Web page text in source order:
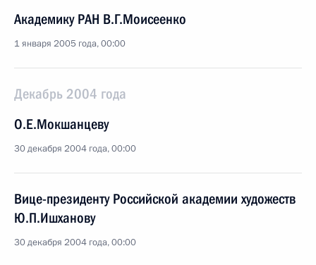
Академику РАН В.Г.Моисеенко
1 января 2005 года, 00:00
Декабрь 2004 года
О.Е.Мокшанцеву
30 декабря 2004 года, 00:00
Вице-президенту Российской академии художеств
Ю.П.Ишханову
30 декабря 2004 года, 00:00